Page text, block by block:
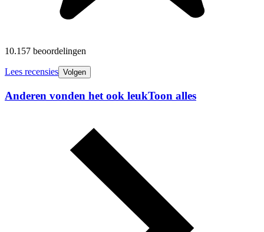
10.157 beoordelingen
Lees recensies Volgen
Anderen vonden het ook leukToon alles